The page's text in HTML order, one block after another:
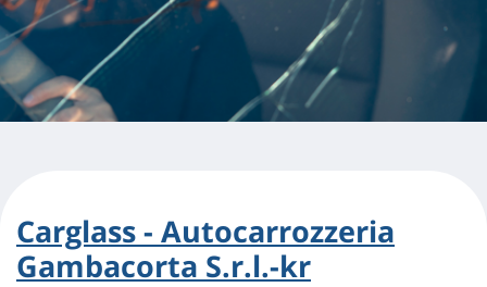
Carglass - Autocarrozzeria
Gambacorta S.r.l.-kr